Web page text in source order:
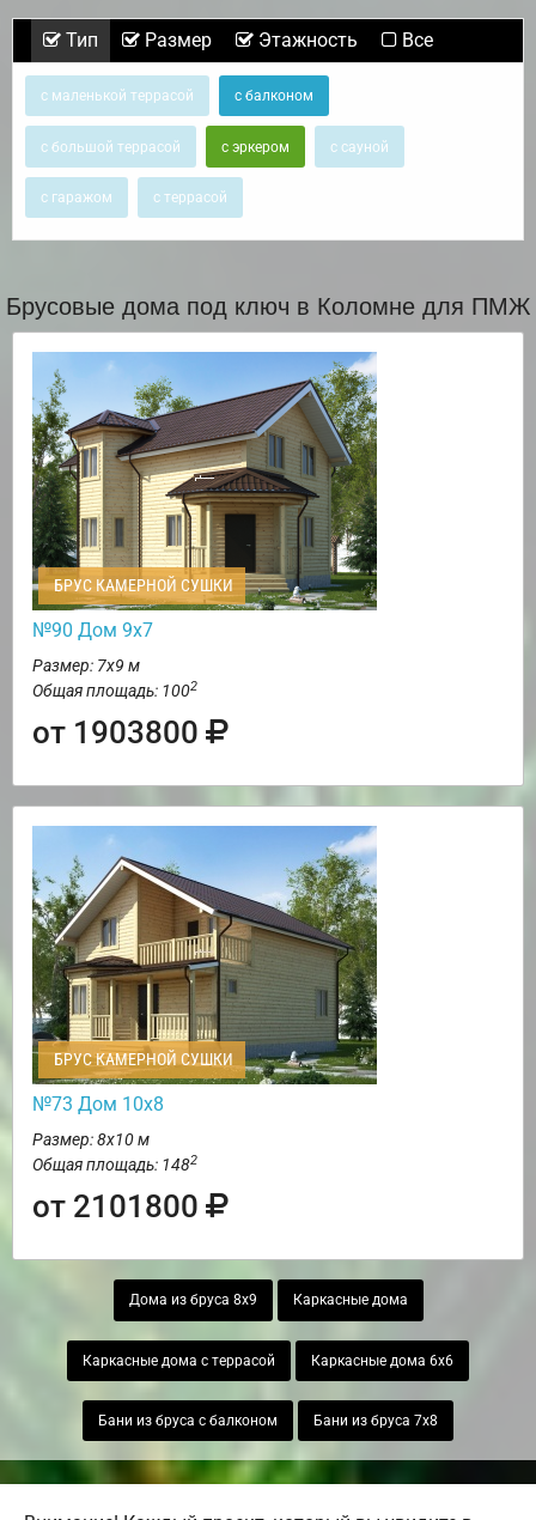
Тип Размер Этажность Все
с маленькой террасой с балконом
с большой террасой с эркером с сауной
с гаражом с террасой
Брусовые дома под ключ в Коломне для ПМЖ
БРУС КАМЕРНОЙ СУШКИ
№90 Дом 9х7
Размер: 7х9 м
Общая площадь: 1002
от 1903800
БРУС КАМЕРНОЙ СУШКИ
№73 Дом 10х8
Размер: 8х10 м
Общая площадь: 1482
от 2101800
Дома из бруса 8х9 Каркасные дома
Каркасные дома с террасой Каркасные дома 6х6
Бани из бруса с балконом Бани из бруса 7х8